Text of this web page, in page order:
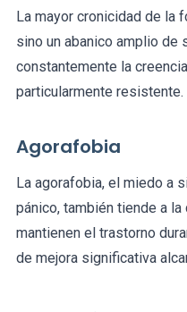
La mayor cronicidad de la
sino un abanico amplio
constantemente la
particularmente resistente.
Agorafobia
La agorafobia, el miedo a
pánico, también tiende a
mantienen el trastorno
de mejora significativa